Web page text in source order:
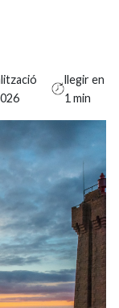
llegir en
1 min